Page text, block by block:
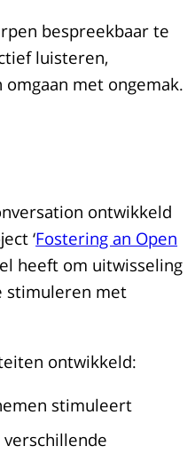
bespreekbaar te
luisteren,
met ongemak.
ontwikkeld
‘Fostering an Open
heeft om uitwisseling
stimuleren met
ontwikkeld:
stimuleert